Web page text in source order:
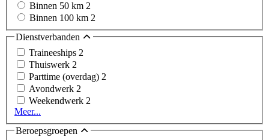
Binnen 50 km 2
Binnen 100 km 2
Dienstverbanden
Traineeships 2
Thuiswerk 2
Parttime (overdag) 2
Avondwerk 2
Weekendwerk 2
Meer...
Beroepsgroepen